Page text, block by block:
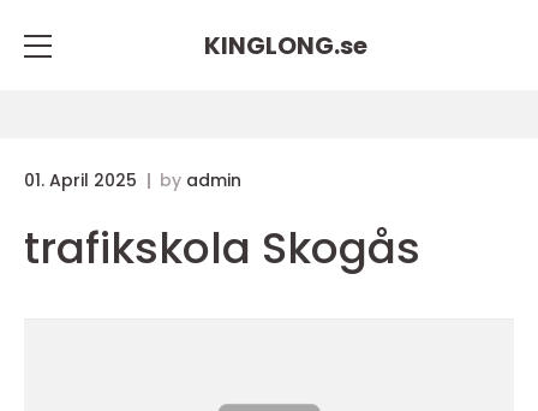
KINGLONG.se
01. April 2025 by admin
trafikskola Skogås